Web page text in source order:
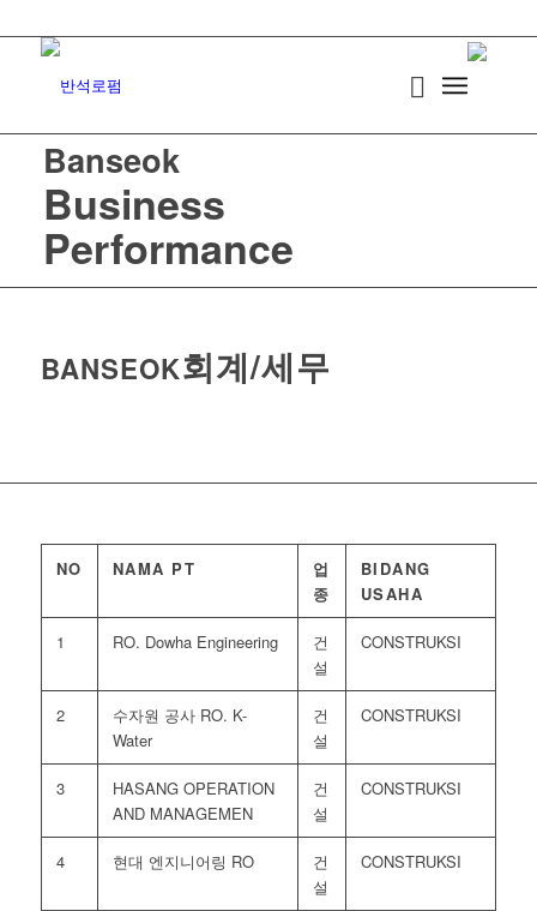
Banseok
Business
Performance
BANSEOK회계/세무
NO NAMA PT
업
종
BIDANG
USAHA
1 RO. Dowha Engineering
건
설
CONSTRUKSI
2
수자원 공사 RO. K-
Water
건
설
CONSTRUKSI
3
HASANG OPERATION
AND MANAGEMEN
건
설
CONSTRUKSI
4 현대 엔지니어링 RO
건
설
CONSTRUKSI